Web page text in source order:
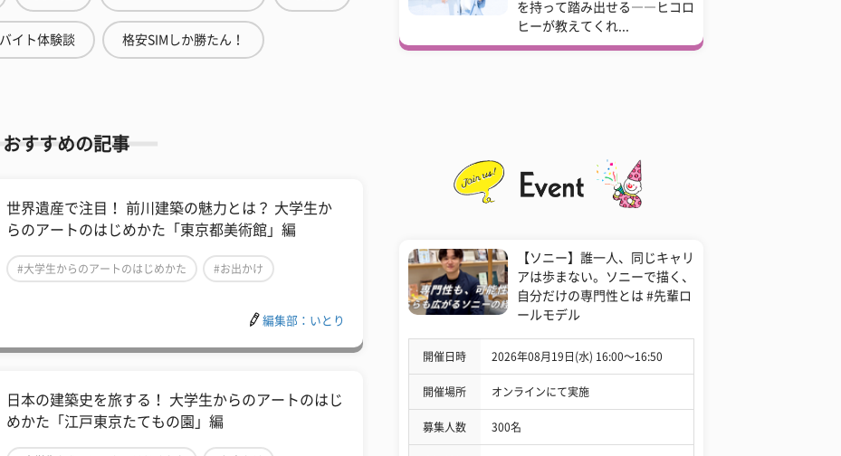
バイト体験談 格安SIMしか勝たん！
おすすめの記事
世界遺産で注目！ 前川建築の魅力とは？ 大学生か
らのアートのはじめかた「東京都美術館」編
#大学生からのアートのはじめかた #お出かけ
編集部：いとり
日本の建築史を旅する！ 大学生からのアートのはじ
めかた「江戸東京たてもの園」編
を持って踏み出せる――ヒコロ
ヒーが教えてくれ...
【ソニー】誰一人、同じキャリ
アは歩まない。ソニーで描く、
自分だけの専門性とは #先輩ロ
ールモデル
開催日時 2026年08月19日(水) 16:00〜16:50
開催場所 オンラインにて実施
募集人数 300名